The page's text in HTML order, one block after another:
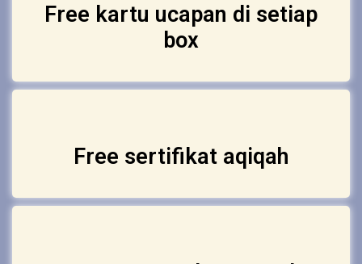
Free kartu ucapan di setiap
box
Free sertifikat aqiqah